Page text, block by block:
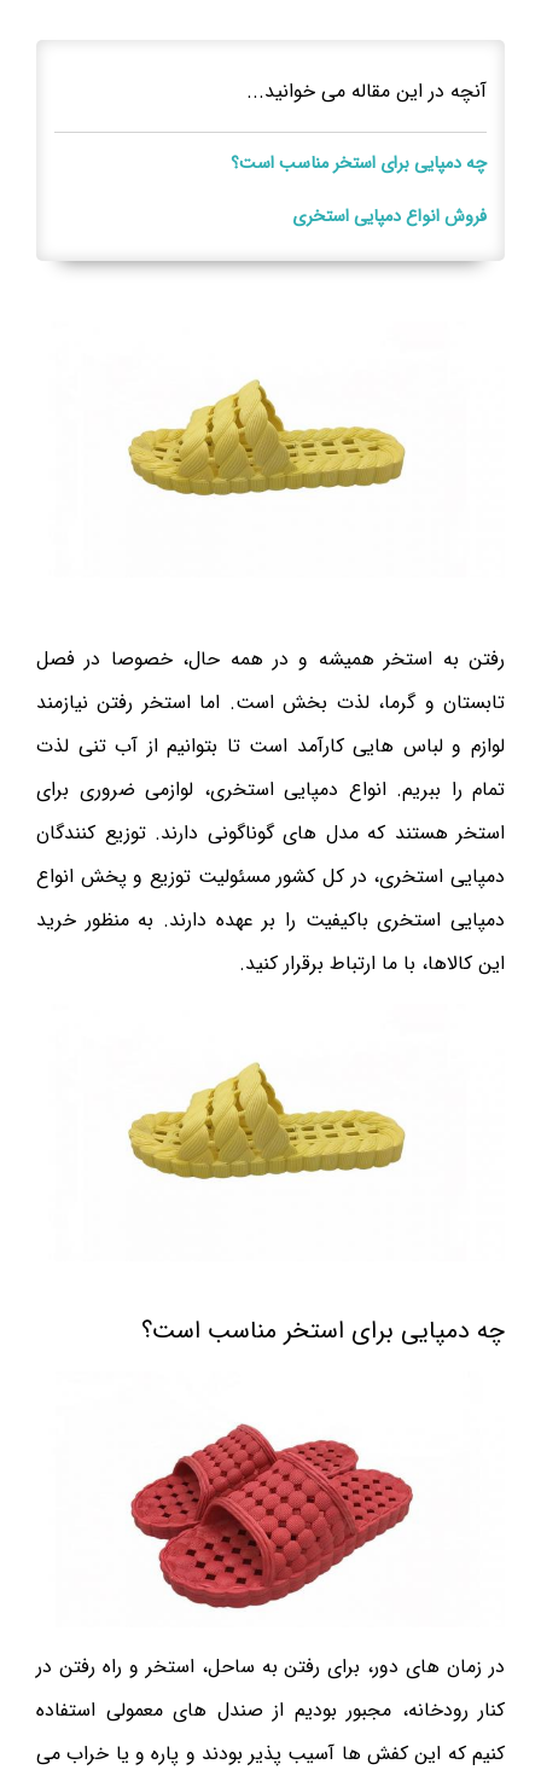
آنچه در این مقاله می خوانید...
چه دمپایی برای استخر مناسب است؟
فروش انواع دمپایی استخری
رفتن به استخر همیشه و در همه حال، خصوصا در فصل
تابستان و گرما، لذت بخش است. اما استخر رفتن نیازمند
لوازم و لباس هایی کارآمد است تا بتوانیم از آب تنی لذت
تمام را ببریم. انواع دمپایی استخری، لوازمی ضروری برای
استخر هستند که مدل های گوناگونی دارند. توزیع کنندگان
دمپایی استخری، در کل کشور مسئولیت توزیع و پخش انواع
دمپایی استخری باکیفیت را بر عهده دارند. به منظور خرید
این کالاها، با ما ارتباط برقرار کنید.
چه دمپایی برای استخر مناسب است؟
در زمان های دور، برای رفتن به ساحل، استخر و راه رفتن در
کنار رودخانه، مجبور بودیم از صندل های معمولی استفاده
کنیم که این کفش ها آسیب پذیر بودند و پاره و یا خراب می